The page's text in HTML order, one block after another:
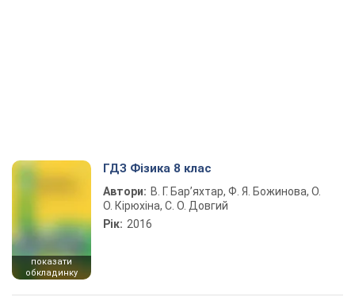
показати
обкладинку
ГДЗ Фізика 8 клас
Автори: В. Г. Бар’яхтар, Ф. Я. Божинова, О.
О. Кірюхіна, С. О. Довгий
Рік: 2016